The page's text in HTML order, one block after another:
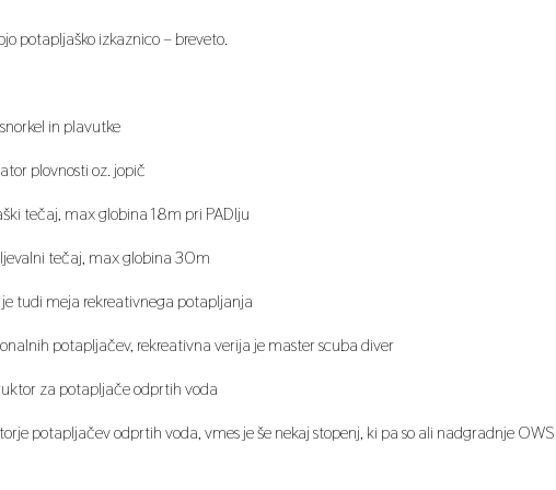
potapljaško izkaznico – breveto.
in plavutke
plovnosti oz. jopič
tečaj, max globina 18m pri PADIju
tečaj, max globina 30m
tudi meja rekreativnega potapljanja
potapljačev, rekreativna verija je master scuba diver
za potapljače odprtih voda
potapljačev odprtih voda, vmes je še nekaj stopenj, ki pa so ali nadgradnje